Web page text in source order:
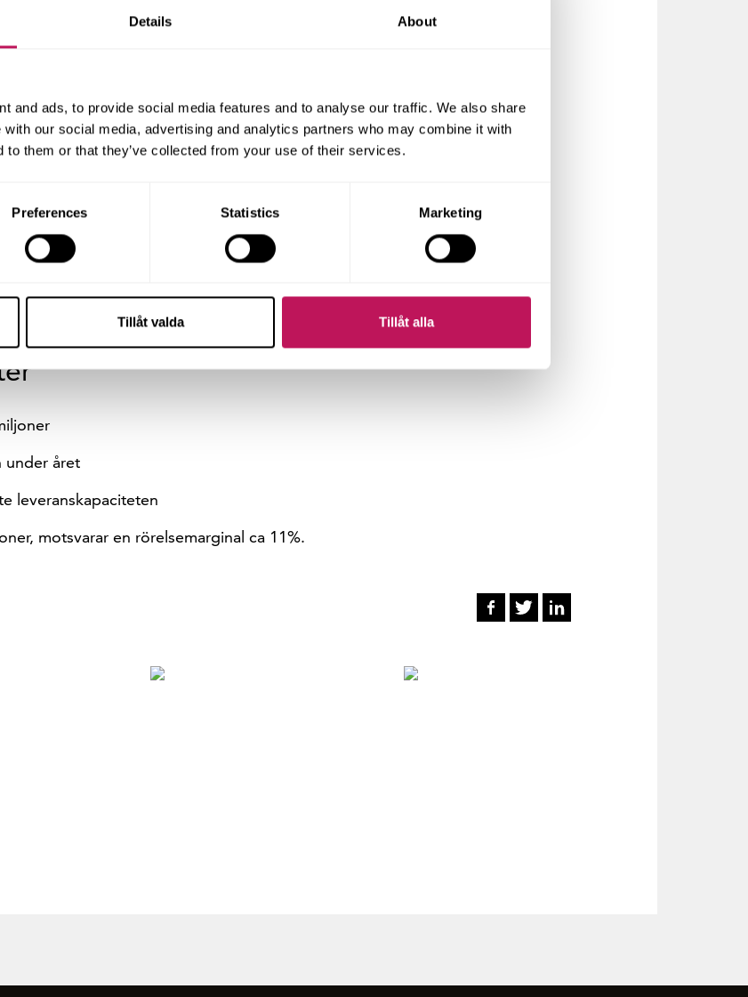
Details About
and ads, to provide social media features and to analyse our traffic. We also share
our social media, advertising and analytics partners who may combine it with
to them or that they’ve collected from your use of their services.
Preferences Statistics Marketing
Tillåt valda Tillåt alla
är en förbättring sedan föregående år.
över 70%, utför man ett bra jobb kommer
lokala marknad med fokus på strategiska kunder
att vara en framgångsfaktor framöver.
intensivt och lyckosamt med det nya
blev certifierat enligt den nya ISO-standarden.
kvalitetsarbete där ständiga förbättringar är
alla sina delprocesser kommer att fortsätta utvecklas
gynnsam även om bostadsinvesteringar minskar
fortsatt tillväxt och andelen projekt på delad
att vara minst i samma nivå under 2019.
under året
leveranskapaciteten
motsvarar en rörelsemarginal ca 11%.